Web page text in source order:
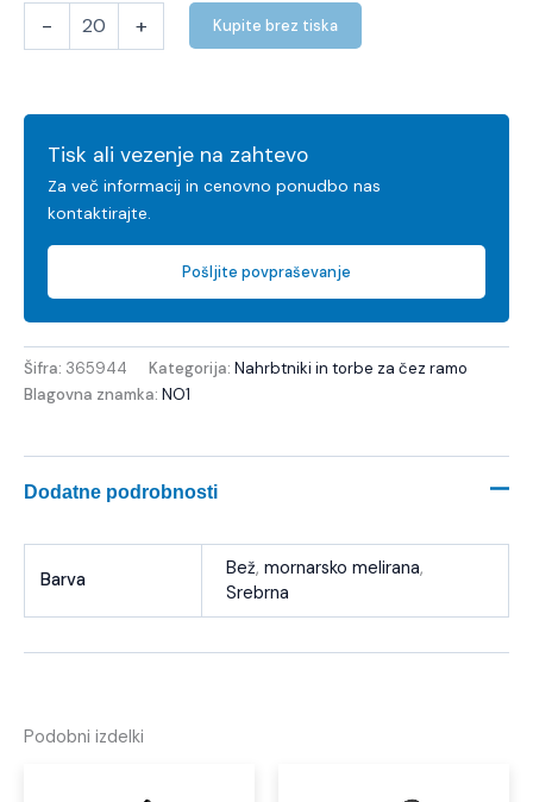
- + Kupite brez tiska
Tisk ali vezenje na zahtevo
Za več informacij in cenovno ponudbo nas
kontaktirajte.
Pošljite povpraševanje
Šifra: 365944 Kategorija: Nahrbtniki in torbe za čez ramo
Blagovna znamka: NO1
Dodatne podrobnosti
Barva
Bež, mornarsko melirana,
Srebrna
Podobni izdelki